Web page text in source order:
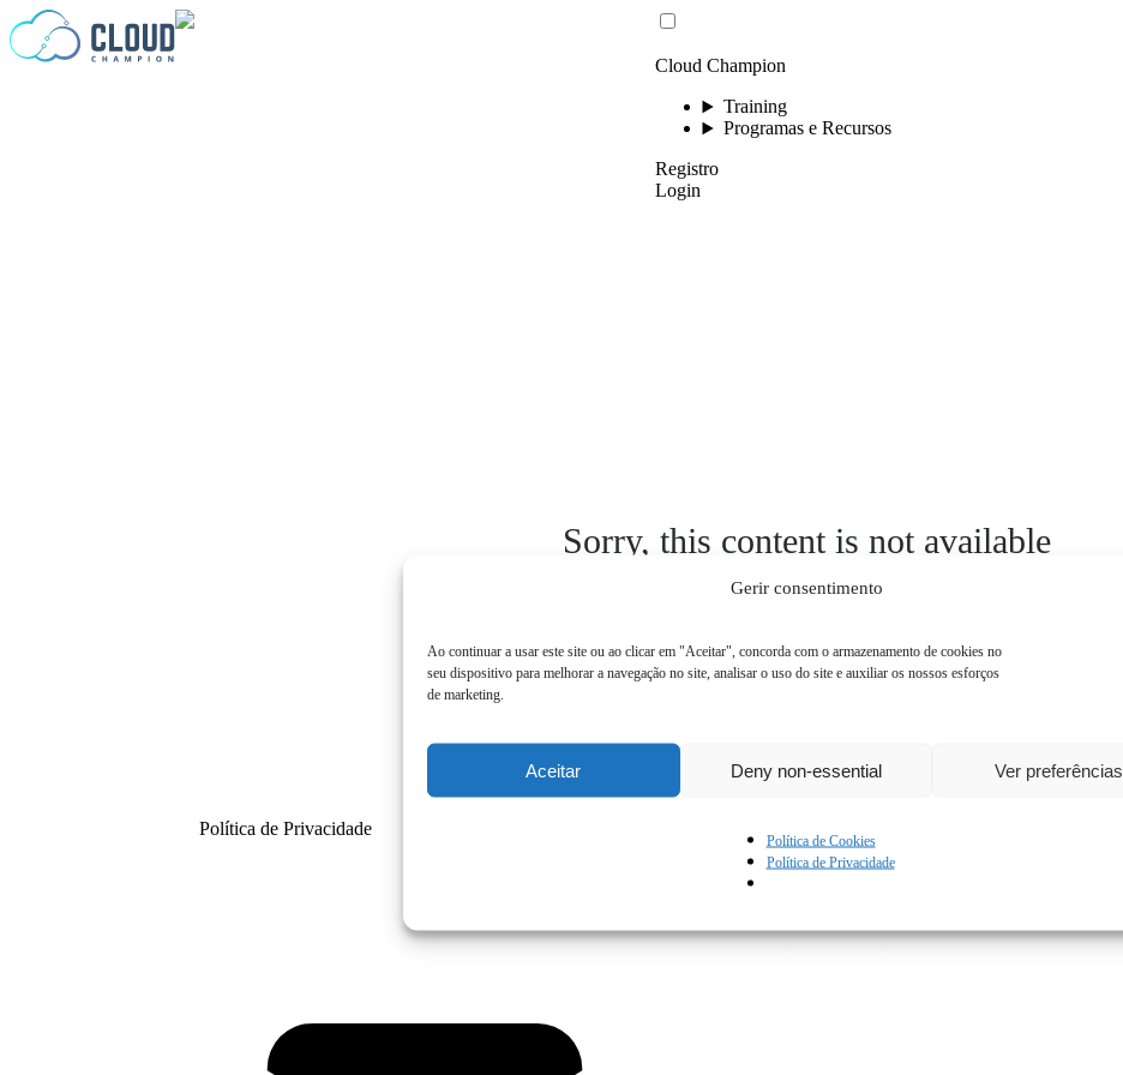
Gerir consentimento
Ao continuar a usar este site ou ao clicar em "Aceitar", concorda com o armazenamento de cookies no
seu dispositivo para melhorar a navegação no site, analisar o uso do site e auxiliar os nossos esforços
de marketing.
Aceitar Deny non-essential Ver preferências
Política de Cookies
Política de Privacidade
Ir para o conteúdo
Cloud Champion
Training
Programas e Recursos
Registro
Login
Sorry, this content is not available
Política de Privacidade